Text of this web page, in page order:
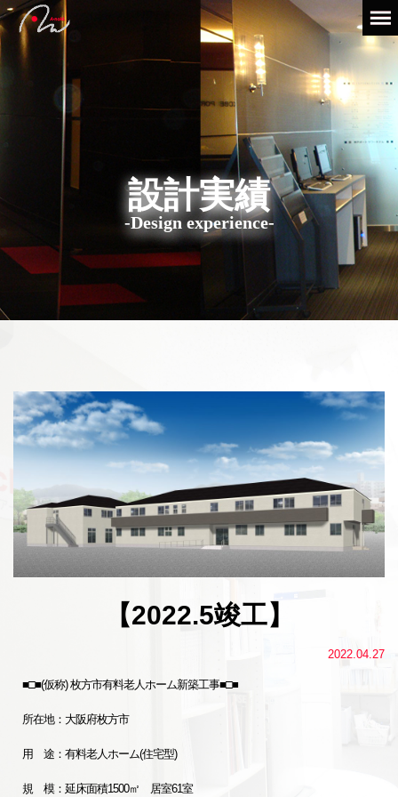
設計実績
-Design experience-
【2022.5竣工】
2022.04.27
■□■(仮称) 枚方市有料老人ホーム新築工事■□■
所在地：大阪府枚方市
用 途：有料老人ホーム(住宅型)
規 模：延床面積1500㎡ 居室61室